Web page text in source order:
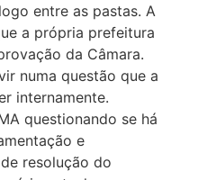
entre as pastas. A
a própria prefeitura
da Câmara.
numa questão que a
internamente.
questionando se há
e
resolução do